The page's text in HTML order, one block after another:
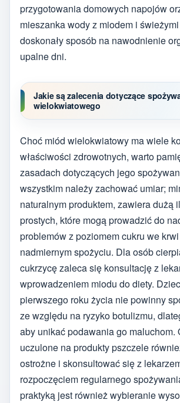
przygotowania domowych napojów
mieszanka wody z miodem i
doskonały sposób na nawodnienie
upalne dni.
Jakie są zalecenia dotyczące
wielokwiatowego
Choć miód wielokwiatowy ma wiele
właściwości zdrowotnych, warto
zasadach dotyczących jego
wszystkim należy zachować umiar;
naturalnym produktem, zawiera dużą
prostych, które mogą prowadzić do
problemów z poziomem cukru we
nadmiernym spożyciu. Dla osób
cukrzycę zaleca się konsultację z
wprowadzeniem miodu do diety.
pierwszego roku życia nie powinny
ze względu na ryzyko botulizmu,
aby unikać podawania go maluchom.
uczulone na produkty pszczele
ostrożne i skonsultować się z
rozpoczęciem regularnego
praktyką jest również wybieranie